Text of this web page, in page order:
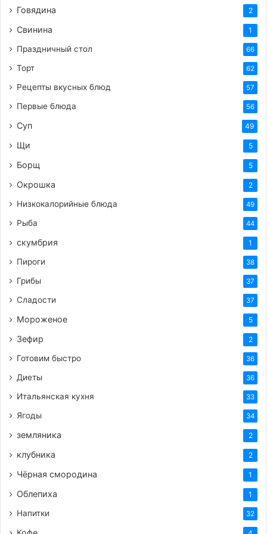
полезно
Говядина 2
Свинина 1
Праздничный стол 66
Торт 62
Рецепты вкусных блюд 57
Первые блюда 56
Суп 49
Щи 5
Борщ 5
Окрошка 2
Низкокалорийные блюда 49
Рыба 44
скумбрия 1
Пироги 38
Грибы 37
Сладости 37
Мороженое 5
Зефир 2
Готовим быстро 36
Диеты 36
Итальянская кухня 33
Ягоды 34
земляника 2
клубника 2
Чёрная смородина 1
Облепиха 1
Напитки 32